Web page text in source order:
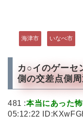
海津市 いなべ市
カ○イのゲーセ
側の交差点側周
481 :本当にあった
05:12:22